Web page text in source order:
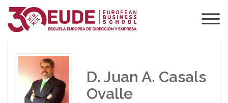
PONENTE DE EUDE
D. Juan A. Casals
Ovalle